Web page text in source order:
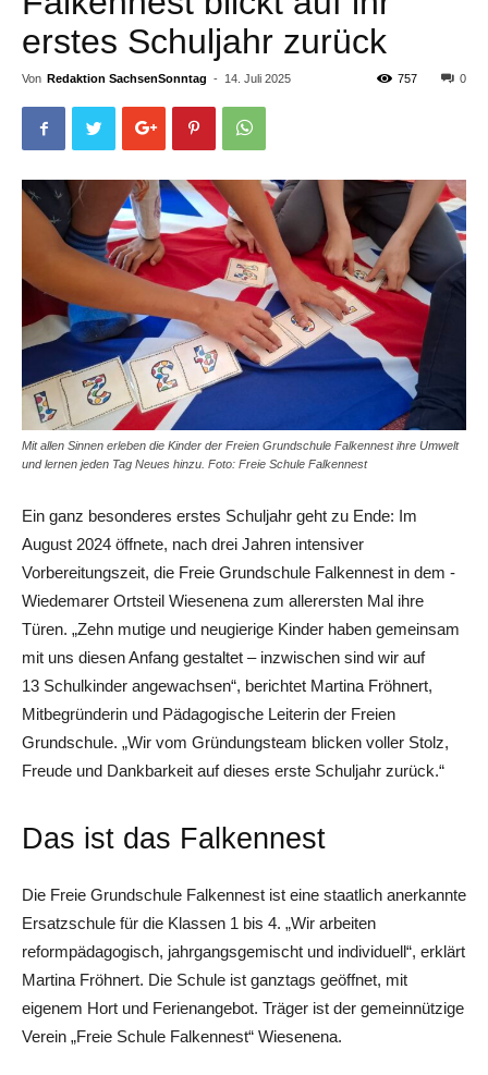
erstes Schuljahr zurück
Von Redaktion SachsenSonntag - 14. Juli 2025 0
757
Mit allen Sinnen erleben die Kinder der Freien Grundschule Falkennest ihre Umwelt
und lernen jeden Tag Neues hinzu. Foto: Freie Schule Falkennest
Ein ganz besonderes erstes Schuljahr geht zu Ende: Im
August 2024 öffnete, nach drei Jahren intensiver
Vorbereitungszeit, die Freie Grundschule Falkennest in dem ­
Wiedemarer Ortsteil Wiesenena zum allerersten Mal ihre
Türen. „Zehn mutige und neugierige Kinder haben gemeinsam
mit uns diesen Anfang gestaltet – ­inzwischen sind wir auf
13 Schulkinder angewachsen“, berichtet Martina Fröhnert,
Mitbegründerin und Pädagogische Leiterin der Freien
Grundschule. „Wir vom Gründungsteam blicken voller Stolz,
Freude und Dankbarkeit auf dieses erste Schuljahr zurück.“
Das ist das Falkennest
Die Freie Grundschule Falkennest ist eine staatlich anerkannte
Ersatzschule für die Klassen 1 bis 4. „Wir arbeiten
reformpädagogisch, jahrgangsgemischt und individuell“, erklärt
Martina Fröhnert. Die Schule ist ganztags geöffnet, mit
eigenem Hort und Ferienangebot. Träger ist der ­gemeinnützige
Verein „Freie Schule Falkennest“ Wiesenena.